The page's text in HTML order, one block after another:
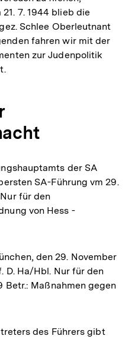
7. 1944 blieb die
Schlee Oberleutnant
fahren wir mit der
zur Judenpolitik
der SA
SA-Führung vm 29.
für den
von Hess -
den 29. November
D. Ha/Hbl. Nur für den
Betr.: Maßnahmen gegen
des Führers gibt